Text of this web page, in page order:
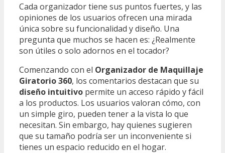
Cada organizador tiene sus puntos fuertes, y las
opiniones de los usuarios ofrecen una mirada
única sobre su funcionalidad y diseño. Una
pregunta que muchos se hacen es: ¿Realmente
son útiles o solo adornos en el tocador?
Comenzando con el Organizador de Maquillaje
Giratorio 360, los comentarios destacan que su
diseño intuitivo permite un acceso rápido y fácil
a los productos. Los usuarios valoran cómo, con
un simple giro, pueden tener a la vista lo que
necesitan. Sin embargo, hay quienes sugieren
que su tamaño podría ser un inconveniente si
tienes un espacio reducido en el hogar.